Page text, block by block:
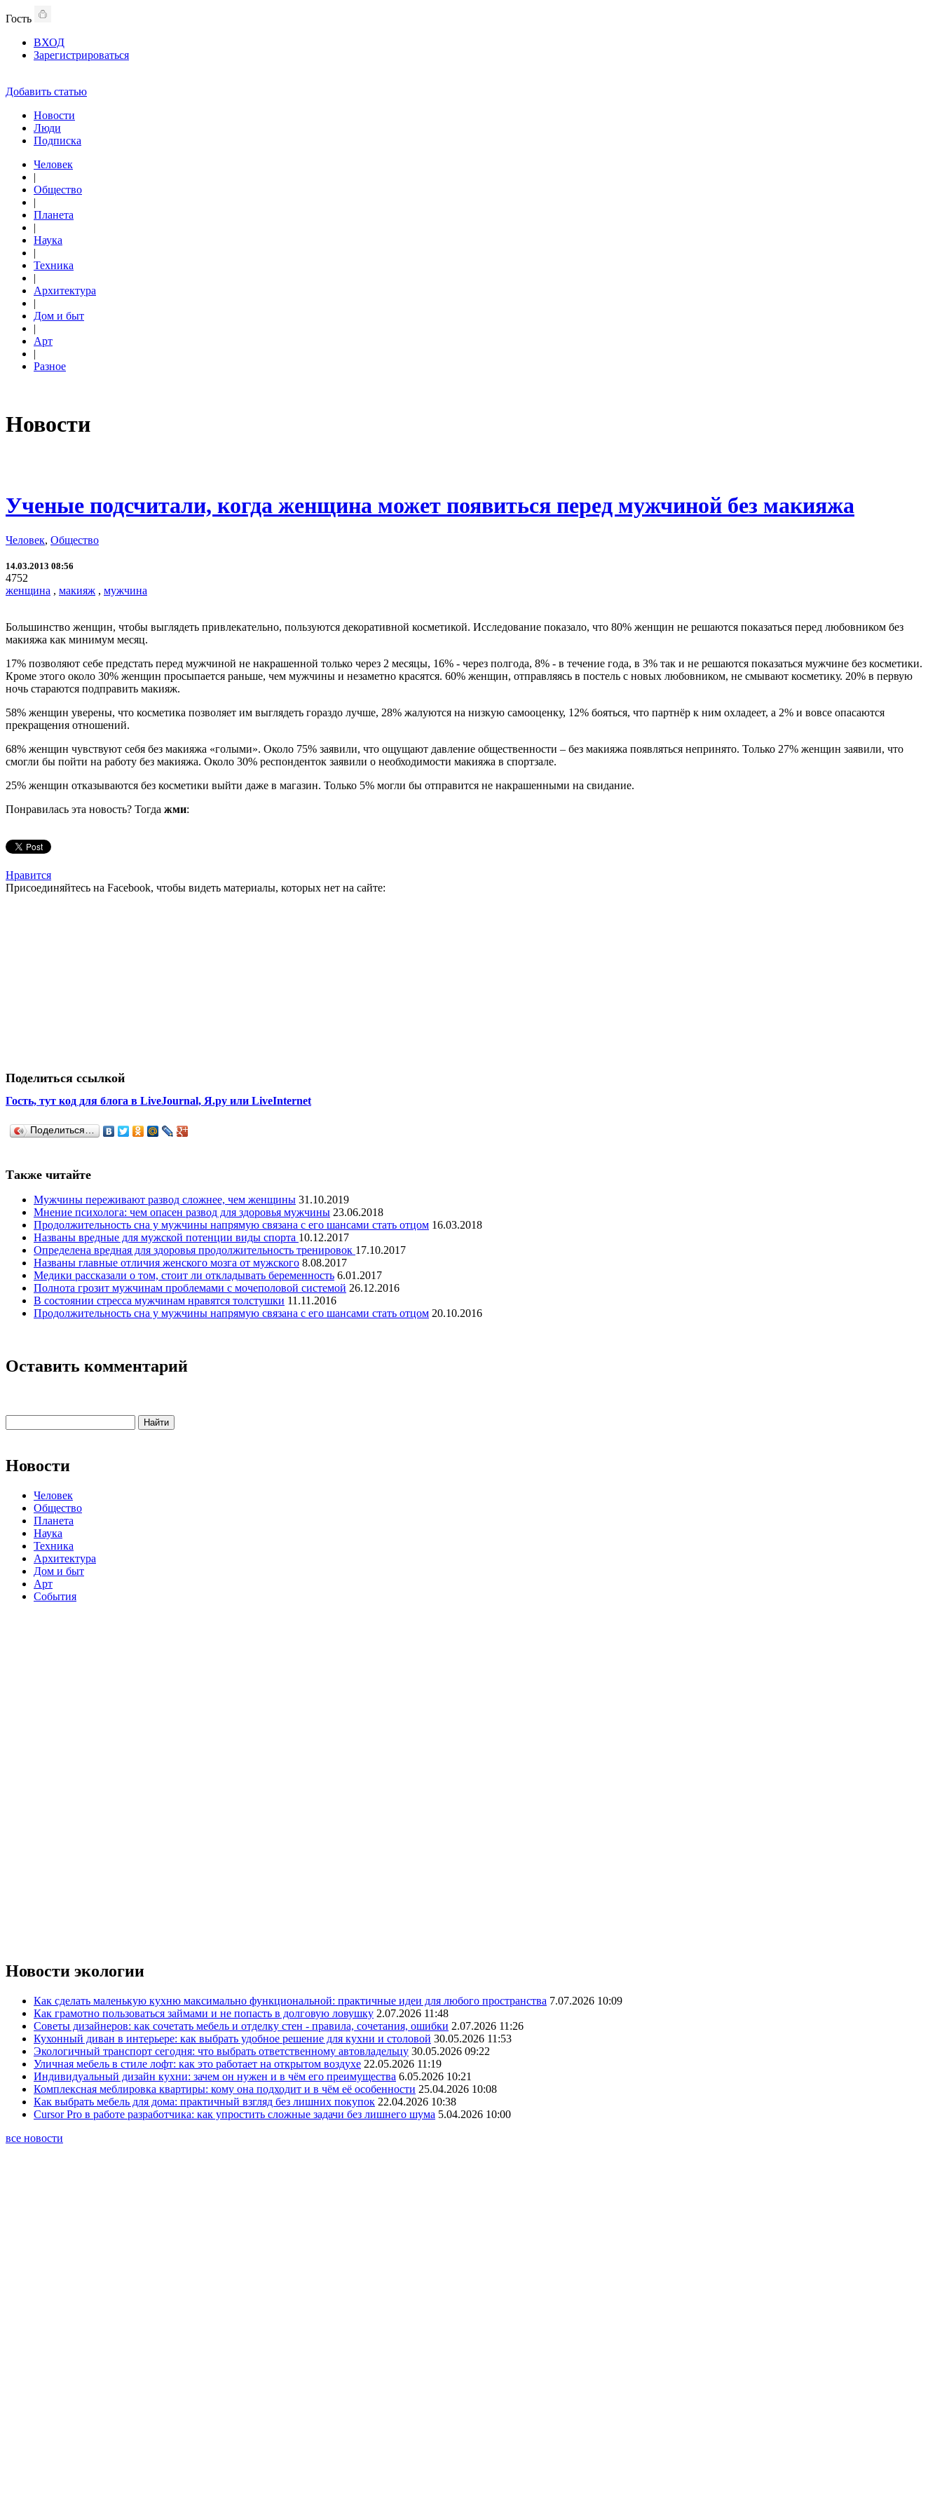
Гость
ВХОД
Зарегистрироваться
Добавить статью
Новости
Люди
Подписка
Человек
|
Общество
|
Планета
|
Наука
|
Техника
|
Архитектура
|
Дом и быт
|
Арт
|
Разное
Новости
Ученые подсчитали, когда женщина может появиться перед мужчиной без макияжа
Человек, Общество
14.03.2013 08:56
4752
женщина , макияж , мужчина
Большинство женщин, чтобы выглядеть привлекательно, пользуются декоративной косметикой. Исследование показало, что 80% женщин не решаются показаться перед любовником без
макияжа как минимум месяц.
17% позволяют себе предстать перед мужчиной не накрашенной только через 2 месяцы, 16% - через полгода, 8% - в течение года, в 3% так и не решаются показаться мужчине без косметики.
Кроме этого около 30% женщин просыпается раньше, чем мужчины и незаметно красятся. 60% женщин, отправляясь в постель с новых любовником, не смывают косметику. 20% в первую
ночь стараются подправить макияж.
58% женщин уверены, что косметика позволяет им выглядеть гораздо лучше, 28% жалуются на низкую самооценку, 12% бояться, что партнёр к ним охладеет, а 2% и вовсе опасаются
прекращения отношений.
68% женщин чувствуют себя без макияжа «голыми». Около 75% заявили, что ощущают давление общественности – без макияжа появляться непринято. Только 27% женщин заявили, что
смогли бы пойти на работу без макияжа. Около 30% респонденток заявили о необходимости макияжа в спортзале.
25% женщин отказываются без косметики выйти даже в магазин. Только 5% могли бы отправится не накрашенными на свидание.
Понравилась эта новость? Тогда жми:
Нравится
Присоединяйтесь на Facebook, чтобы видеть материалы, которых нет на сайте:
Поделиться ссылкой
Гость, тут код для блога в LiveJournal, Я.ру или LiveInternet
Поделиться…
Также читайте
Мужчины переживают развод сложнее, чем женщины 31.10.2019
Мнение психолога: чем опасен развод для здоровья мужчины 23.06.2018
Продолжительность сна у мужчины напрямую связана с его шансами стать отцом 16.03.2018
Названы вредные для мужской потенции виды спорта 10.12.2017
Определена вредная для здоровья продолжительность тренировок 17.10.2017
Названы главные отличия женского мозга от мужского 8.08.2017
Медики рассказали о том, стоит ли откладывать беременность 6.01.2017
Полнота грозит мужчинам проблемами с мочеполовой системой 26.12.2016
В состоянии стресса мужчинам нравятся толстушки 11.11.2016
Продолжительность сна у мужчины напрямую связана с его шансами стать отцом 20.10.2016
Оставить комментарий
Новости
Человек
Общество
Планета
Наука
Техника
Архитектура
Дом и быт
Арт
События
Новости экологии
Как сделать маленькую кухню максимально функциональной: практичные идеи для любого пространства 7.07.2026 10:09
Как грамотно пользоваться займами и не попасть в долговую ловушку 2.07.2026 11:48
Советы дизайнеров: как сочетать мебель и отделку стен - правила, сочетания, ошибки 2.07.2026 11:26
Кухонный диван в интерьере: как выбрать удобное решение для кухни и столовой 30.05.2026 11:53
Экологичный транспорт сегодня: что выбрать ответственному автовладельцу 30.05.2026 09:22
Уличная мебель в стиле лофт: как это работает на открытом воздухе 22.05.2026 11:19
Индивидуальный дизайн кухни: зачем он нужен и в чём его преимущества 6.05.2026 10:21
Комплексная меблировка квартиры: кому она подходит и в чём её особенности 25.04.2026 10:08
Как выбрать мебель для дома: практичный взгляд без лишних покупок 22.04.2026 10:38
Cursor Pro в работе разработчика: как упростить сложные задачи без лишнего шума 5.04.2026 10:00
все новости